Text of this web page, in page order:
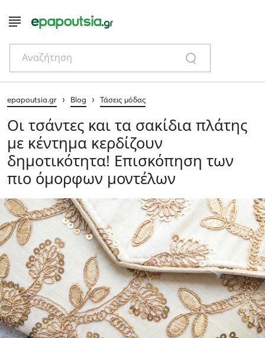
Αναζήτηση
epapoutsia.gr › Blog › Τάσεις μόδας
Οι τσάντες και τα σακίδια πλάτης
με κέντημα κερδίζουν
δημοτικότητα! Επισκόπηση των
πιο όμορφων μοντέλων